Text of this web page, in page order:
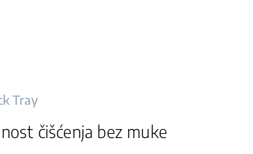
Tray
čišćenja bez muke